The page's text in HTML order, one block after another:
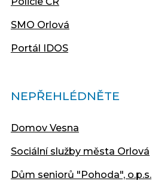
SMO Orlová
Portál IDOS
NEPŘEHLÉDNĚTE
Domov Vesna
Sociální služby města Orlová
Dům seniorů "Pohoda", o.p.s.